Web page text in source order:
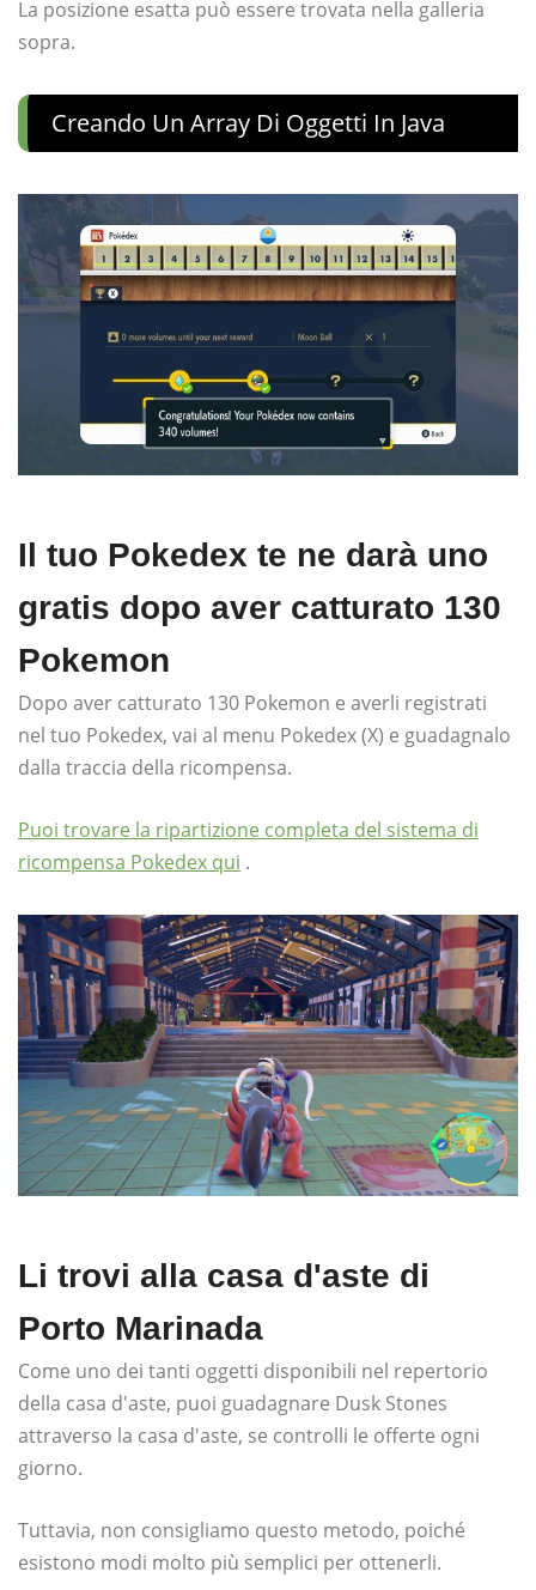
La posizione esatta può essere trovata nella galleria
sopra.
Creando Un Array Di Oggetti In Java
Il tuo Pokedex te ne darà uno
gratis dopo aver catturato 130
Pokemon
Dopo aver catturato 130 Pokemon e averli registrati
nel tuo Pokedex, vai al menu Pokedex (X) e guadagnalo
dalla traccia della ricompensa.
Puoi trovare la ripartizione completa del sistema di
ricompensa Pokedex qui .
Li trovi alla casa d'aste di
Porto Marinada
Come uno dei tanti oggetti disponibili nel repertorio
della casa d'aste, puoi guadagnare Dusk Stones
attraverso la casa d'aste, se controlli le offerte ogni
giorno.
Tuttavia, non consigliamo questo metodo, poiché
esistono modi molto più semplici per ottenerli.